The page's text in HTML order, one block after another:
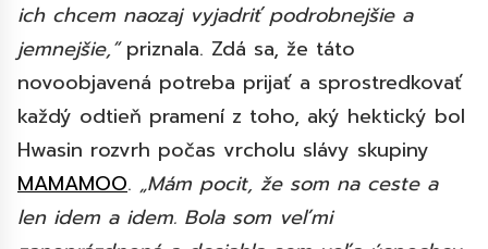
ich chcem naozaj vyjadriť podrobnejšie a
jemnejšie,“priznala. Zdá sa, že táto
novoobjavená potreba prijať a sprostredkovať
každý odtieň pramení z toho, aký hektický bol
Hwasin rozvrh počas vrcholu slávy skupiny
MAMAMOO. „Mám pocit, že som na ceste a
len idem a idem. Bola som veľmi